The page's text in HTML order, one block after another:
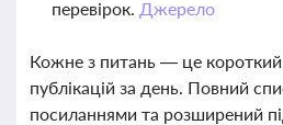
перевірок. Джерело
Кожне з питань — це короткий
публікацій за день. Повний
посиланнями та розширений